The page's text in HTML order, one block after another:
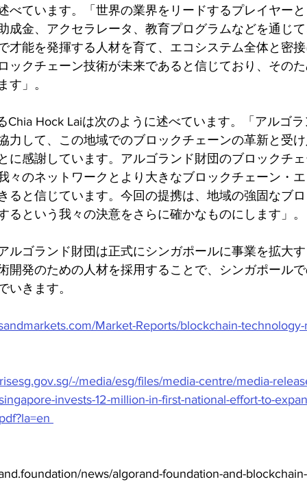
べています。「世界の業界をリードするプレイヤー
成金、アクセラレータ、教育プログラムなどを通じ
才能を発揮する人材を育て、エコシステム全体と密
ックチェーン技術が未来であると信じており、その
す」。
Chia Hock Laiは次のように述べています。「アルゴ
力して、この地域でのブロックチェーンの革新と受
に感謝しています。アルゴランド財団のブロックチ
々のネットワークとより大きなブロックチェーン・
ると信じています。今回の提携は、地域の強固なブ
るという我々の決意をさらに確かなものにします」。
ルゴランド財団は正式にシンガポールに事業を拡大
開発のための人材を採用することで、シンガポール
いきます。
Market-Reports/blockchain-
media/esg/files/media-centre/media-
invests-12-million-in-first-national-effort-to-
news/algorand-foundation-and-